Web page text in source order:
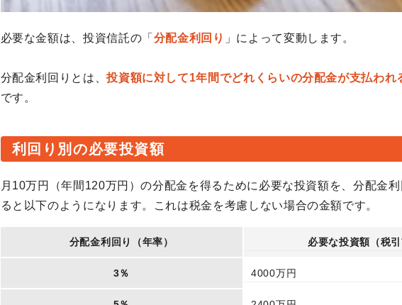
必要な金額は、投資信託の「 分配金利回り 」によって変動します。
分配金利回りとは、投資額に対して1年間でどれくらいの分配金が支払われ
です。
利回り別の必要投資額
月10万円（年間120万円）の分配金を得るために必要な投資額を、分配金
ると以下のようになります。これは税金を考慮しない場合の金額です。
分配金利回り（年率） 必要な投資額（税
3％ 4000万円